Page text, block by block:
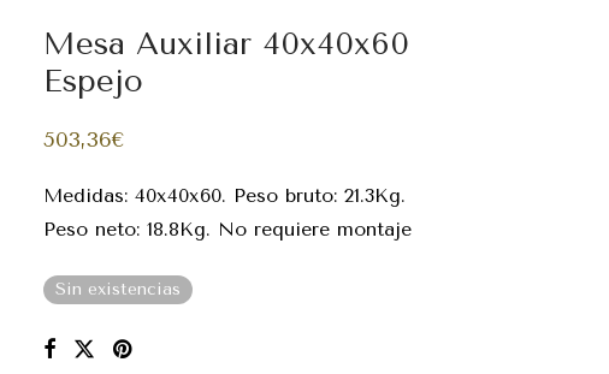
Mesa Auxiliar 40x40x60
Espejo
503,36€
Medidas: 40x40x60. Peso bruto: 21.3Kg.
Peso neto: 18.8Kg. No requiere montaje
Sin existencias